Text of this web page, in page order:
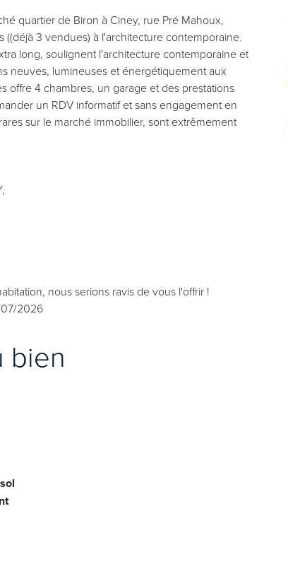
quartier de Biron à Ciney, rue Pré Mahoux,
3 vendues) à l'architecture contemporaine.
long, soulignent l'architecture contemporaine et
neuves, lumineuses et énergétiquement aux
offre 4 chambres, un garage et des prestations
un RDV informatif et sans engagement en
sur le marché immobilier, sont extrêmement
nous serions ravis de vous l'offrir !
07/2026
bien